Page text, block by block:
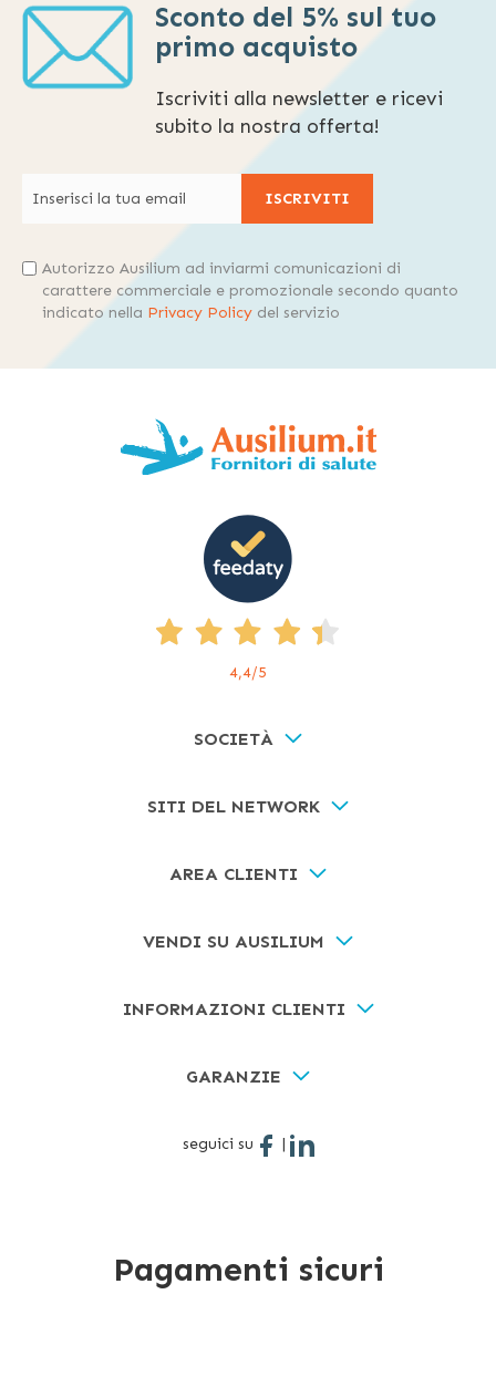
Sconto del 5% sul tuo
primo acquisto
Iscriviti alla newsletter e ricevi
subito la nostra offerta!
ISCRIVITI
Autorizzo Ausilium ad inviarmi comunicazioni di
carattere commerciale e promozionale secondo quanto
indicato nella Privacy Policy del servizio
4,4/5
SOCIETÀ
SITI DEL NETWORK
AREA CLIENTI
VENDI SU AUSILIUM
INFORMAZIONI CLIENTI
GARANZIE
seguici su |
Pagamenti sicuri